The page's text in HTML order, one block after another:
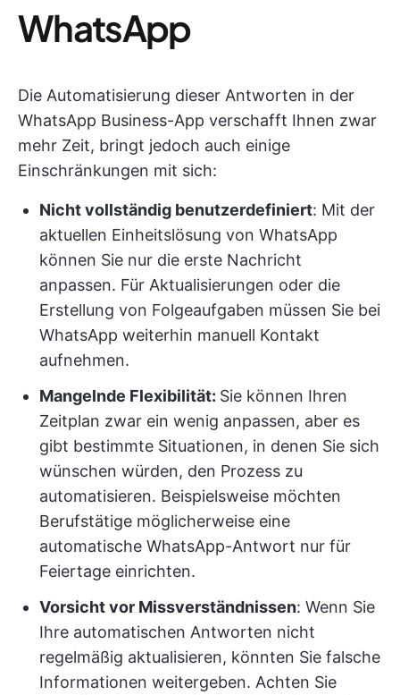
WhatsApp
Die Automatisierung dieser Antworten in der
WhatsApp Business-App verschafft Ihnen zwar
mehr Zeit, bringt jedoch auch einige
Einschränkungen mit sich:
Nicht vollständig benutzerdefiniert: Mit der
aktuellen Einheitslösung von WhatsApp
können Sie nur die erste Nachricht
anpassen. Für Aktualisierungen oder die
Erstellung von Folgeaufgaben müssen Sie bei
WhatsApp weiterhin manuell Kontakt
aufnehmen.
Mangelnde Flexibilität: Sie können Ihren
Zeitplan zwar ein wenig anpassen, aber es
gibt bestimmte Situationen, in denen Sie sich
wünschen würden, den Prozess zu
automatisieren. Beispielsweise möchten
Berufstätige möglicherweise eine
automatische WhatsApp-Antwort nur für
Feiertage einrichten.
Vorsicht vor Missverständnissen: Wenn Sie
Ihre automatischen Antworten nicht
regelmäßig aktualisieren, könnten Sie falsche
Informationen weitergeben. Achten Sie